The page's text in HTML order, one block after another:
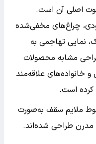
اصلی آن است.
چراغ‌های مخفی‌شده
نمایی تهاجمی به
مشابه محصولات
و خانواده‌های علاقه‌مند
کرده است.
ملایم سقف به‌صورت
مدرن طراحی شده‌اند.